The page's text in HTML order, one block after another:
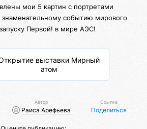
мои 5 картин с портретами
событию мирового
Первой! в мире АЭС!
выставки Мирный
атом
Автор
Раиса Арефьева
Ссылка
Поделиться